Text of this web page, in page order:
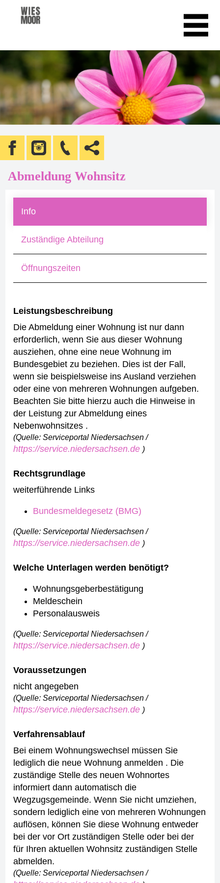
Abmeldung Wohnsitz
Info
Zuständige Abteilung
Öffnungszeiten
Leistungsbeschreibung
Die Abmeldung einer Wohnung ist nur dann
erforderlich, wenn Sie aus dieser Wohnung
ausziehen, ohne eine neue Wohnung im
Bundesgebiet zu beziehen. Dies ist der Fall,
wenn sie beispielsweise ins Ausland verziehen
oder eine von mehreren Wohnungen aufgeben.
Beachten Sie bitte hierzu auch die Hinweise in
der Leistung zur Abmeldung eines
Nebenwohnsitzes .
(Quelle: Serviceportal Niedersachsen /
https://service.niedersachsen.de )
Rechtsgrundlage
weiterführende Links
Bundesmeldegesetz (BMG)
(Quelle: Serviceportal Niedersachsen /
https://service.niedersachsen.de )
Welche Unterlagen werden benötigt?
Wohnungsgeberbestätigung
Meldeschein
Personalausweis
(Quelle: Serviceportal Niedersachsen /
https://service.niedersachsen.de )
Voraussetzungen
nicht angegeben
(Quelle: Serviceportal Niedersachsen /
https://service.niedersachsen.de )
Verfahrensablauf
Bei einem Wohnungswechsel müssen Sie
lediglich die neue Wohnung anmelden . Die
zuständige Stelle des neuen Wohnortes
informiert dann automatisch die
Wegzugsgemeinde.Wenn Sie nicht umziehen,
sondern lediglich eine von mehreren Wohnungen
auflösen, können Sie diese Wohnung entweder
bei der vor Ort zuständigen Stelle oder bei der
für Ihren aktuellen Wohnsitz zuständigen Stelle
abmelden.
(Quelle: Serviceportal Niedersachsen /